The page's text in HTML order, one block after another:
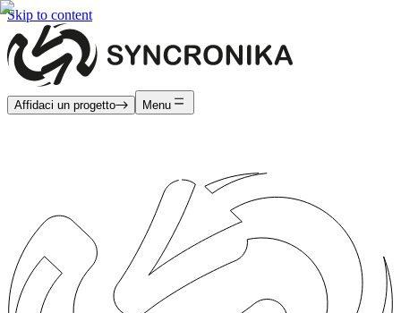
Skip to content
Affidaci un progetto Menu